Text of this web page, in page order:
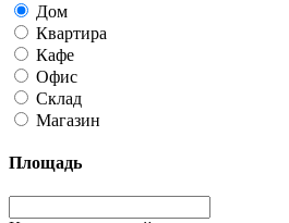
Дом
Квартира
Кафе
Офис
Склад
Магазин
Площадь